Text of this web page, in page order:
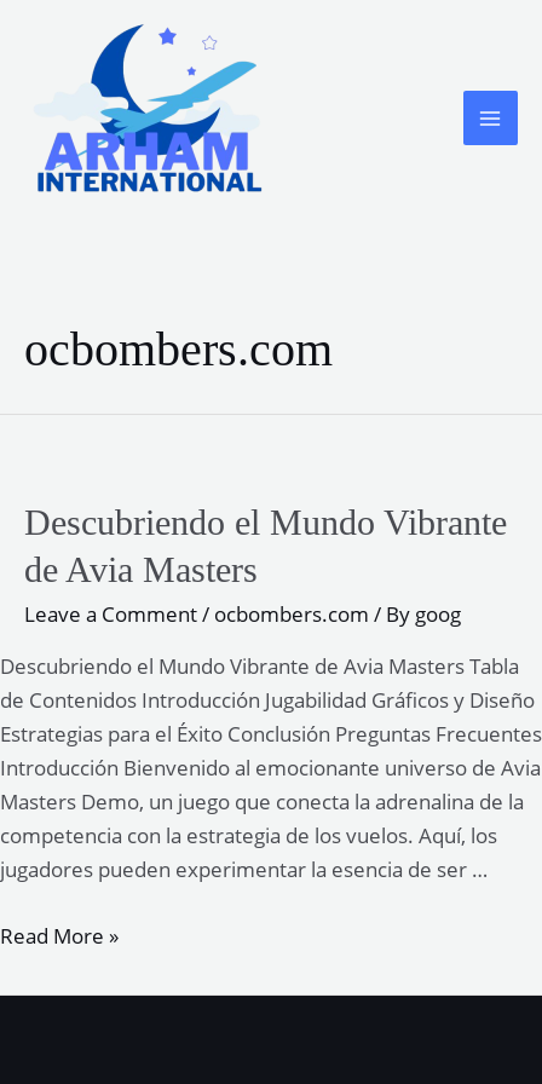
ocbombers.com
Descubriendo el Mundo Vibrante
de Avia Masters
Leave a Comment/ ocbombers.com / By goog
Descubriendo el Mundo Vibrante de Avia Masters Tabla
de Contenidos Introducción Jugabilidad Gráficos y Diseño
Estrategias para el Éxito Conclusión Preguntas Frecuentes
Introducción Bienvenido al emocionante universo de Avia
Masters Demo, un juego que conecta la adrenalina de la
competencia con la estrategia de los vuelos. Aquí, los
jugadores pueden experimentar la esencia de ser …
Descubriendo
Mundo
Read More »